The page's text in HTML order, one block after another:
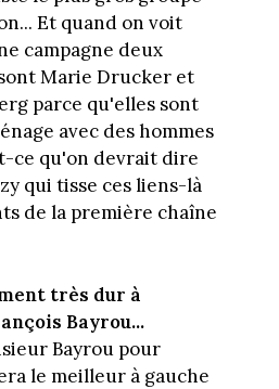
Et quand on voit
campagne deux
Marie Drucker et
parce qu'elles sont
avec des hommes
ce qu'on devrait dire
qui tisse ces liens-là
de la première chaîne
très dur à
Bayrou...
Bayrou pour
le meilleur à gauche